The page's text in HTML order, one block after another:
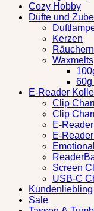
Cozy Hobby
Düfte und
Kerzen
Räuchern
Waxmelts
60g
E-Reader
Clip
Clip
E-
E-
Screen
USB-C
Kundenliebling
Sale